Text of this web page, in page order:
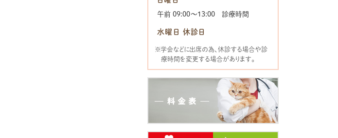
午前 09:00〜13:00 診療時間
水曜日 休診日
※学会などに出席の為、休診する場合や診
療時間を変更する場合があります。